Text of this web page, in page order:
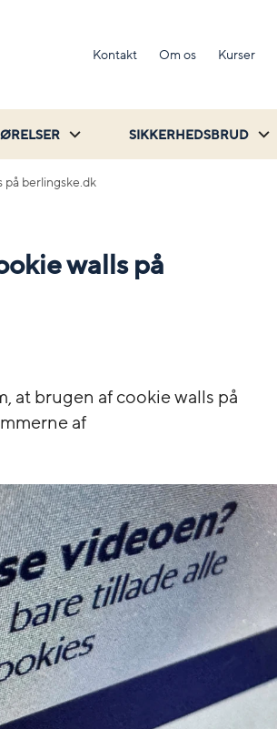
Kontakt Om os Kurser
SIKKERHEDSBRUD
på berlingske.dk
walls på
at brugen af cookie walls på
af